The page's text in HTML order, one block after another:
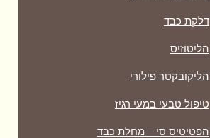
דלקת כבד
הליטוזיס
הליקובקטר פילורי
טיפול טבעי במעי רגיז
הפטיטיס סי – מחלת כבד